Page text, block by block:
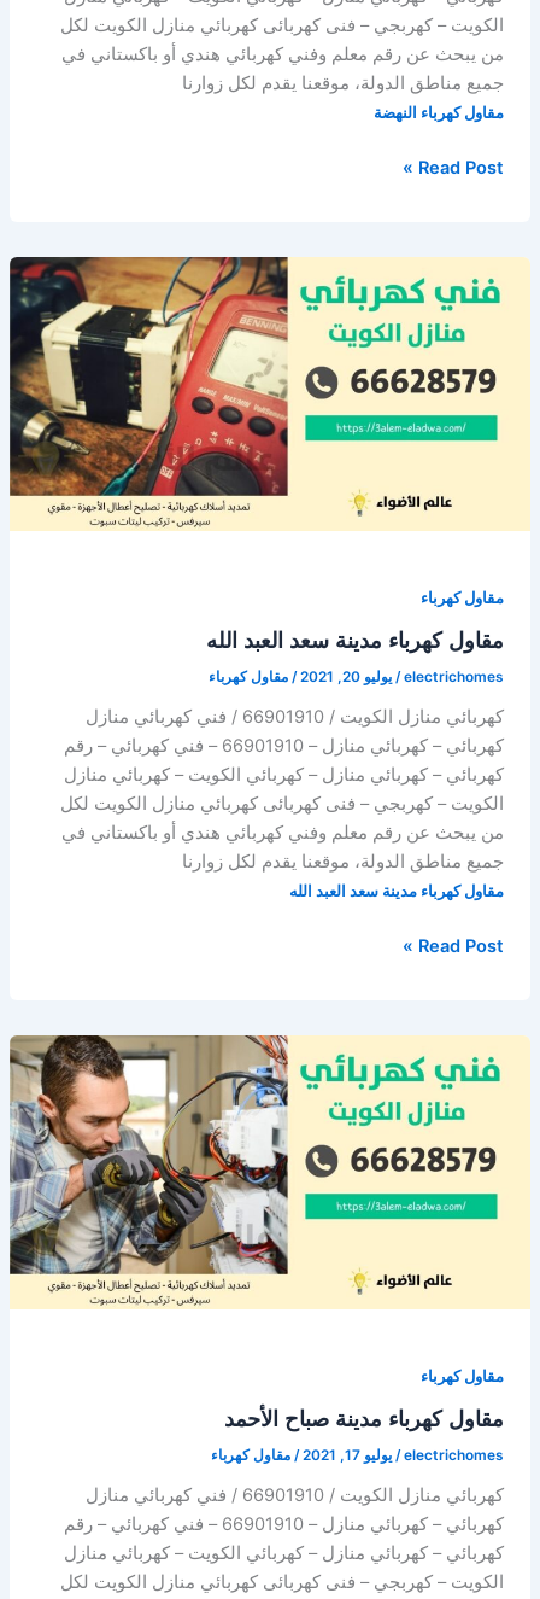
الكويت – كهربجي – فنى كهربائى كهربائي منازل الكويت لكل
من يبحث عن رقم معلم وفني كهربائي هندي أو باكستاني في
جميع مناطق الدولة، موقعنا يقدم لكل زوارنا
مقاول كهرباء النهضة
مقاول
Read Post »
مقاول كهرباء
مقاول كهرباء مدينة سعد العبد الله
electrichomes
/ يوليو 20, 2021 / مقاول كهرباء
كهربائي منازل الكويت / 66901910 / فني كهربائي منازل
كهربائي – كهربائي منازل – 66901910 – فني كهربائي – رقم
كهربائي – كهربائي منازل – كهربائي الكويت – كهربائي منازل
الكويت – كهربجي – فنى كهربائى كهربائي منازل الكويت لكل
من يبحث عن رقم معلم وفني كهربائي هندي أو باكستاني في
جميع مناطق الدولة، موقعنا يقدم لكل زوارنا
مقاول كهرباء مدينة سعد العبد الله
مقاول
سعد
العبد
الله
Read Post »
مقاول كهرباء
مقاول كهرباء مدينة صباح الأحمد
electrichomes
/ يوليو 17, 2021 / مقاول كهرباء
كهربائي منازل الكويت / 66901910 / فني كهربائي منازل
كهربائي – كهربائي منازل – 66901910 – فني كهربائي – رقم
كهربائي – كهربائي منازل – كهربائي الكويت – كهربائي منازل
الكويت – كهربجي – فنى كهربائى كهربائي منازل الكويت لكل